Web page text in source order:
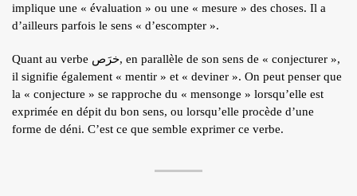
RECRUTEMENT
implique une « évaluation » ou une « mesure » des choses. Il a
d’ailleurs parfois le sens « d’escompter ».
Quant au verbe خرَص, en parallèle de son sens de « conjecturer »,
il signifie également « mentir » et « deviner ». On peut penser que
la « conjecture » se rapproche du « mensonge » lorsqu’elle est
exprimée en dépit du bon sens, ou lorsqu’elle procède d’une
forme de déni. C’est ce que semble exprimer ce verbe.